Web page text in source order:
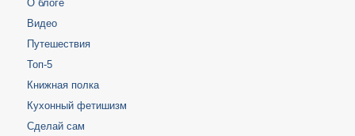
О блоге
Видео
Путешествия
Топ-5
Книжная полка
Кухонный фетишизм
Сделай сам